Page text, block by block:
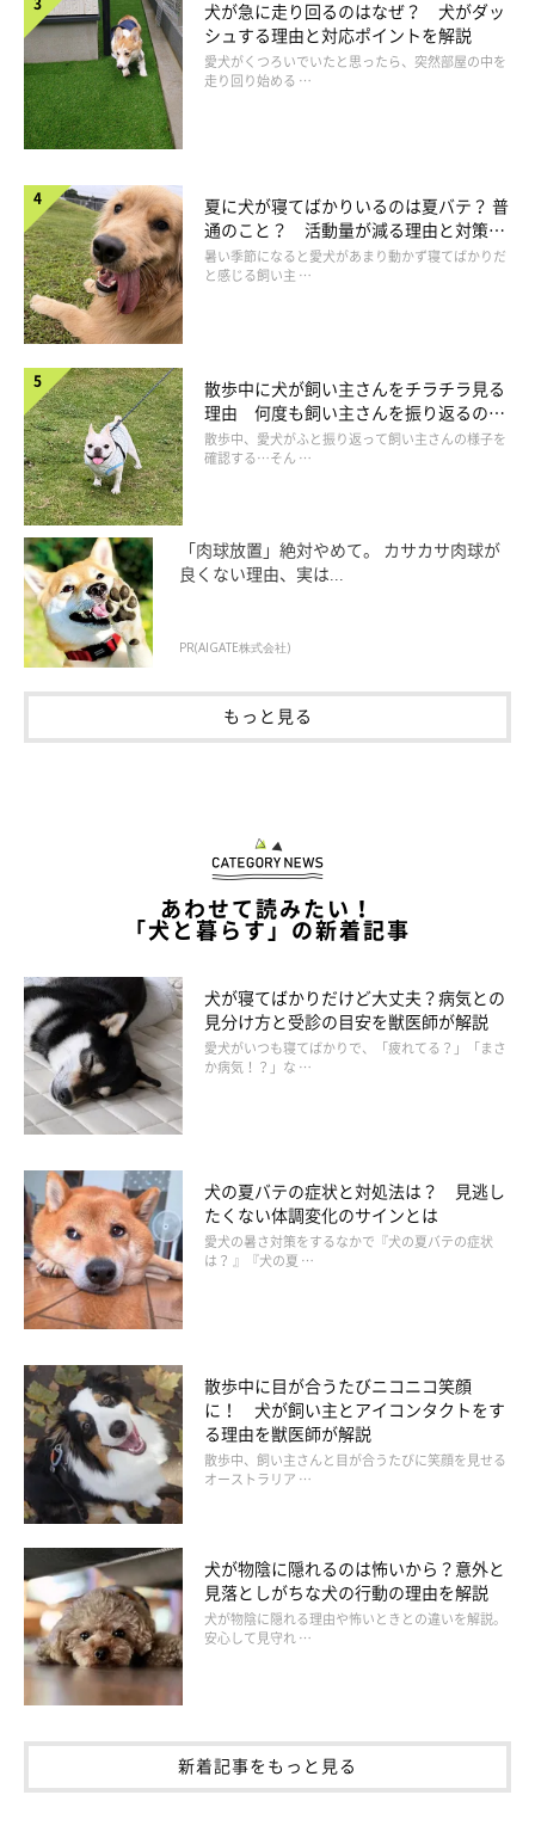
いぬのきもち投稿写真ギャラリー
ーー先程、「具合が悪いときには呼んでも来ないことがある」と
ありましたが、具合が悪いとき、犬はどんな様子を見せることが
多いですか？
獣医師：
「たとえば、食欲が落ちていたり元気がなかったり、あまり動き
たがらない様子がある
います。飼い主さんはよく観察し、必要に応じて病院に連れてい
きましょう」
いぬのきもち投稿写真ギャラリー
なにかに夢中になっていたり、疲れているようなときは、呼んで
も来ないこともあるようです。その場合はあまり気にする必要は
ないですが、体調不良が原因のときは心配です。
ふだんの愛犬の様子と違うところがないか、飼い主さんは注意し
て見てあげるようにしてくださいね。
師）
※写真は「いぬ・ねこのきもちアプリ」で投稿されたものです。
※記事と写真に関連性はありませんので予めご了承ください。
取材・文／sorami
犬が急に走り回るのはなぜ？ 犬がダッ
シュする理由と対応ポイントを解説
愛犬がくつろいでいたと思ったら、突然部屋の中を
走り回り始める …
夏に犬が寝てばかりいるのは夏バテ？ 普
通のこと？ 活動量が減る理由と対策と
は
暑い季節になると愛犬があまり動かず寝てばかりだ
と感じる飼い主 …
散歩中に犬が飼い主さんをチラチラ見る
理由 何度も飼い主さんを振り返るのは
なぜ？
散歩中、愛犬がふと振り返って飼い主さんの様子を
確認する…そん …
「肉球放置」絶対やめて。 カサカサ肉球が
良くない理由、実は...
PR(AIGATE株式会社)
もっと見る
あわせて読みたい！
「犬と暮らす」の新着記事
犬が寝てばかりだけど大丈夫？病気との
見分け方と受診の目安を獣医師が解説
愛犬がいつも寝てばかりで、「疲れてる？」「まさ
か病気！？」な …
犬の夏バテの症状と対処法は？ 見逃し
たくない体調変化のサインとは
愛犬の暑さ対策をするなかで『犬の夏バテの症状
は？ 』『犬の夏 …
散歩中に目が合うたびニコニコ笑顔
に！ 犬が飼い主とアイコンタクトをす
る理由を獣医師が解説
散歩中、飼い主さんと目が合うたびに笑顔を見せる
オーストラリア …
犬が物陰に隠れるのは怖いから？意外と
見落としがちな犬の行動の理由を解説
犬が物陰に隠れる理由や怖いときとの違いを解説。
安心して見守れ …
新着記事をもっと見る